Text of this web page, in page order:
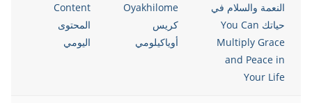
النعمة والسلام في
حياتك You Can
Multiply Grace
and Peace in
Your Life
Oyakhilome
كريس
أوياكيلومي
Content
المحتوى
اليومي